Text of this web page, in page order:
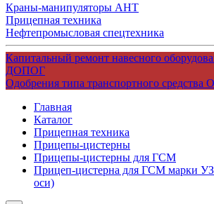
Краны-манипуляторы АНТ
Прицепная техника
Нефтепромысловая спецтехника
Капитальный ремонт навесного
ДОПОГ
Одобрения типа транспортного средства
Главная
Каталог
Прицепная техника
Прицепы-цистерны
Прицепы-цистерны для ГСМ
Прицеп-цистерна для ГСМ марки
оси)